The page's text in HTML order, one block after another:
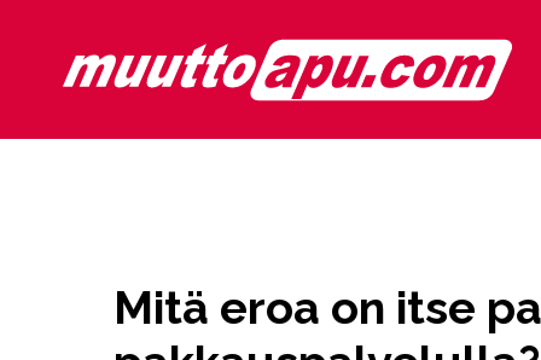
Mitä eroa on itse